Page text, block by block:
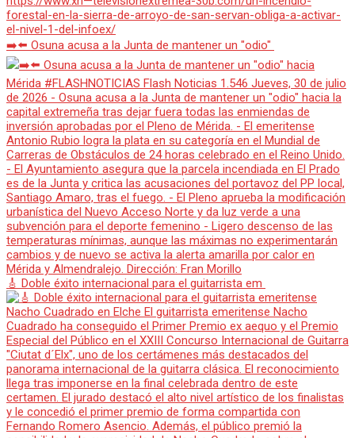
➡️⬅️ Osuna acusa a la Junta de mantener un "odio"
🎸 Doble éxito internacional para el guitarrista em